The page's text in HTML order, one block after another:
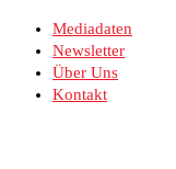
Mediadaten
Newsletter
Über Uns
Kontakt